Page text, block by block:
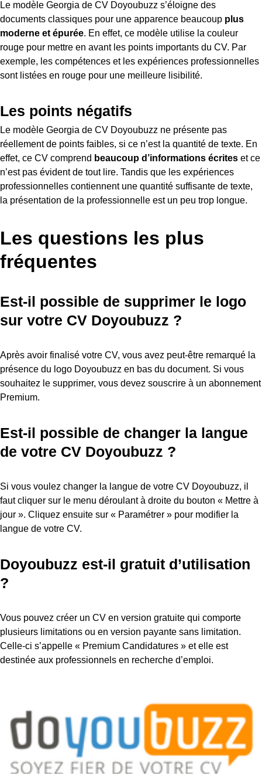
Le modèle Georgia de CV Doyoubuzz s’éloigne des
documents classiques pour une apparence beaucoup plus
moderne et épurée. En effet, ce modèle utilise la couleur
rouge pour mettre en avant les points importants du CV. Par
exemple, les compétences et les expériences professionnelles
sont listées en rouge pour une meilleure lisibilité.
Les points négatifs
Le modèle Georgia de CV Doyoubuzz ne présente pas
réellement de points faibles, si ce n’est la quantité de texte. En
effet, ce CV comprend beaucoup d’informations écrites et ce
n’est pas évident de tout lire. Tandis que les expériences
professionnelles contiennent une quantité suffisante de texte,
la présentation de la professionnelle est un peu trop longue.
Les questions les plus
fréquentes
Est-il possible de supprimer le logo
sur votre CV Doyoubuzz ?
Après avoir finalisé votre CV, vous avez peut-être remarqué la
présence du logo Doyoubuzz en bas du document. Si vous
souhaitez le supprimer, vous devez souscrire à un abonnement
Premium.
Est-il possible de changer la langue
de votre CV Doyoubuzz ?
Si vous voulez changer la langue de votre CV Doyoubuzz, il
faut cliquer sur le menu déroulant à droite du bouton « Mettre à
jour ». Cliquez ensuite sur « Paramétrer » pour modifier la
langue de votre CV.
Doyoubuzz est-il gratuit d’utilisation
?
Vous pouvez créer un CV en version gratuite qui comporte
plusieurs limitations ou en version payante sans limitation.
Celle-ci s’appelle « Premium Candidatures » et elle est
destinée aux professionnels en recherche d’emploi.